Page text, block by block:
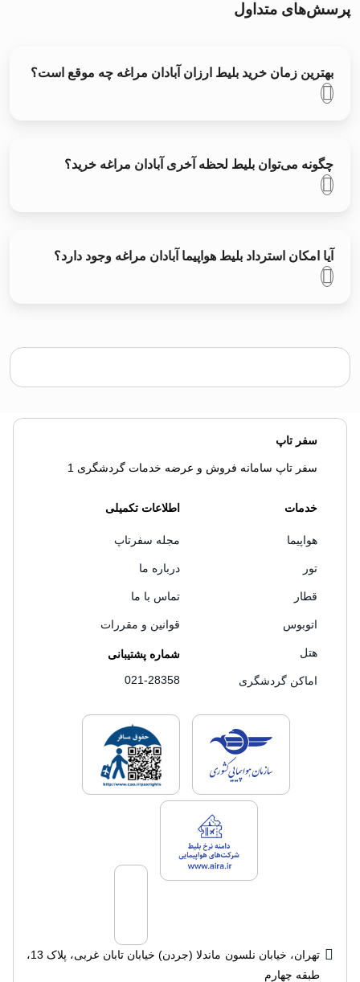
پرسش‌های متداول
بهترین زمان خرید بلیط ارزان آبادان مراغه چه موقع است؟
چگونه می‌توان بلیط لحظه آخری آبادان مراغه خرید؟
آیا امکان استرداد بلیط هواپیما آبادان مراغه وجود دارد؟
سفر تاپ
سفر تاپ سامانه فروش و عرضه خدمات گردشگری 1
خدمات
هواپیما
تور
قطار
اتوبوس
هتل
اماکن گردشگری
اطلاعات تکمیلی
مجله سفرتاپ
درباره ما
تماس با ما
قوانین و مقررات
شماره پشتیبانی
021-28358
لایسنس های فروش سفرتاپلایسنس های
لایسنس های فروش سفرتاپ
تهران، خیابان نلسون ماندلا (جردن) خیابان تابان غربی، پلاک 13،
طبقه چهارم